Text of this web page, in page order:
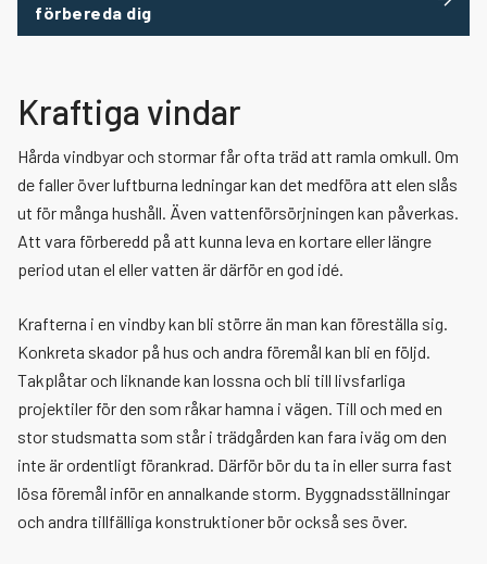
förbereda dig
Kraftiga vindar
Hårda vindbyar och stormar får ofta träd att ramla omkull. Om
de faller över luftburna ledningar kan det medföra att elen slås
ut för många hushåll. Även vattenförsörjningen kan påverkas.
Att vara förberedd på att kunna leva en kortare eller längre
period utan el eller vatten är därför en god idé.
Krafterna i en vindby kan bli större än man kan föreställa sig.
Konkreta skador på hus och andra föremål kan bli en följd.
Takplåtar och liknande kan lossna och bli till livsfarliga
projektiler för den som råkar hamna i vägen. Till och med en
stor studsmatta som står i trädgården kan fara iväg om den
inte är ordentligt förankrad. Därför bör du ta in eller surra fast
lösa föremål inför en annalkande storm. Byggnadsställningar
och andra tillfälliga konstruktioner bör också ses över.